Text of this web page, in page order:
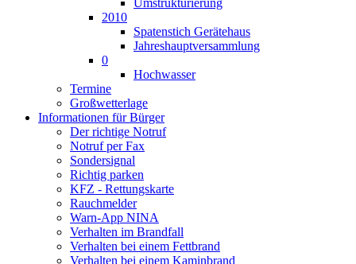
Umstrukturierung
2010
Spatenstich Gerätehaus
Jahreshauptversammlung
0
Hochwasser
Termine
Großwetterlage
Informationen für Bürger
Der richtige Notruf
Notruf per Fax
Sondersignal
Richtig parken
KFZ - Rettungskarte
Rauchmelder
Warn-App NINA
Verhalten im Brandfall
Verhalten bei einem Fettbrand
Verhalten bei einem Kaminbrand